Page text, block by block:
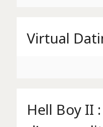
Virtual
Hell Boy II